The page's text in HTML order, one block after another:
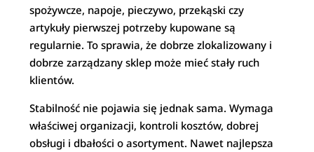
spożywcze, napoje, pieczywo, przekąski czy
artykuły pierwszej potrzeby kupowane są
regularnie. To sprawia, że dobrze zlokalizowany i
dobrze zarządzany sklep może mieć stały ruch
klientów.
Stabilność nie pojawia się jednak sama. Wymaga
właściwej organizacji, kontroli kosztów, dobrej
obsługi i dbałości o asortyment. Nawet najlepsza